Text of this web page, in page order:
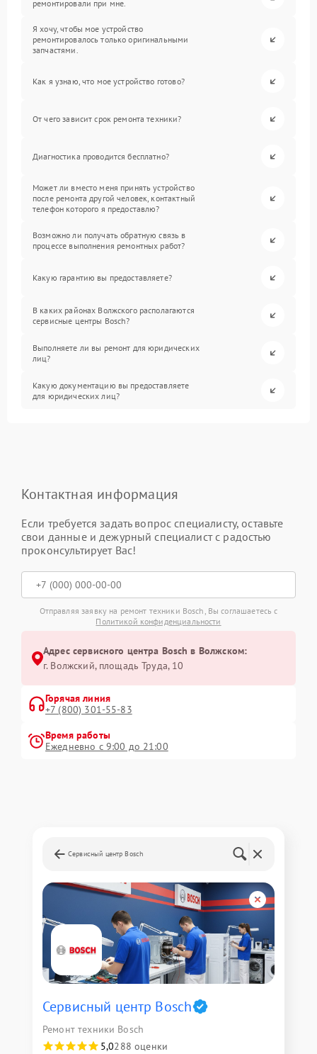
ремонтировали при мне.
Я хочу, чтобы мое устройство
ремонтировалось только оригинальными
запчастями.
Как я узнаю, что мое устройство готово?
От чего зависит срок ремонта техники?
Диагностика проводится бесплатно?
Может ли вместо меня принять устройство
после ремонта другой человек, контактный
телефон которого я предоставлю?
Возможно ли получать обратную связь в
процессе выполнения ремонтных работ?
Какую гарантию вы предоставляете?
В каких районах Волжского располагаются
сервисные центры Bosch?
Выполняете ли вы ремонт для юридических
лиц?
Какую документацию вы предоставляете
для юридических лиц?
Контактная информация
Если требуется задать вопрос специалисту, оставьте
свои данные и дежурный специалист с радостью
проконсультирует Вас!
Отправляя заявку на ремонт техники Bosch, Вы соглашаетесь с
Политикой конфиденциальности
Адрес сервисного центра Bosch в Волжском:
г. Волжский, площадь Труда, 10
Горячая линия
+7 (800) 301-55-83
Время работы
Ежедневно с 9:00 до 21:00
Сервисный центр Bosch
Сервисный центр Bosch
Ремонт техники Bosch
5,0288 оценки